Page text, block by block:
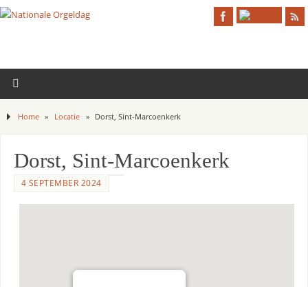
Home » Locatie » Dorst, Sint-Marcoenkerk
Dorst, Sint-Marcoenkerk
4 SEPTEMBER 2024